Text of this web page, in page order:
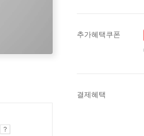
추가혜택쿠폰
결제혜택